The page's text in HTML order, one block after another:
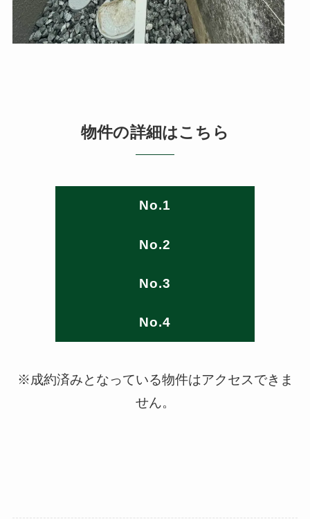
物件の詳細はこちら
No.1
No.2
No.3
No.4
※成約済みとなっている物件はアクセスできま
せん。